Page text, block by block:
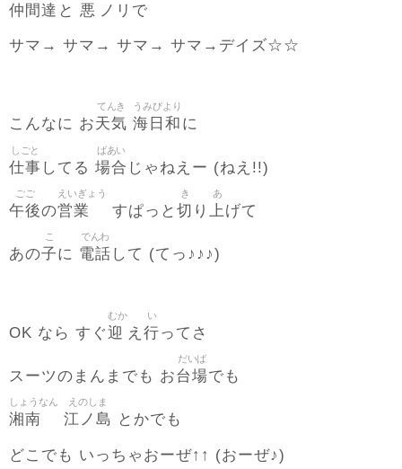
仲間達 と 悪 ノリで
サマ→ サマ→ サマ→ サマ→デイズ☆☆
こんなに お天気
てんき
海日和
うみびより
に
仕事
しごと
してる 場合
ばあい
じゃねえー (ねえ!!)
午後
ごご
の営業
えいぎょう
すぱっと 切
き
り 上
あ
げて
あの子
こ
に 電話
でんわ
して (てっ♪♪♪)
OK なら すぐ迎
むか
え 行
い
ってさ
スーツのまんまでも お台場
だいば
でも
湘南
しょうなん
江ノ島
えのしま
とかでも
どこでも いっちゃおーぜ↑↑ (おーぜ♪)